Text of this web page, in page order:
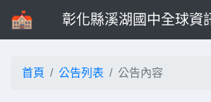
彰化縣溪湖國中全球資
首頁 公告列表 公告內容